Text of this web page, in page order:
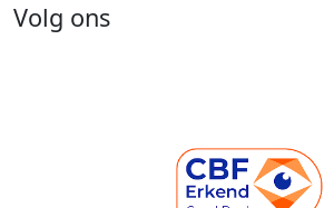
Volg ons